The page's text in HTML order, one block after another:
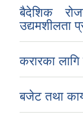
बैदेशिक
उद्यमशीलता
करारका
बजेट तथा